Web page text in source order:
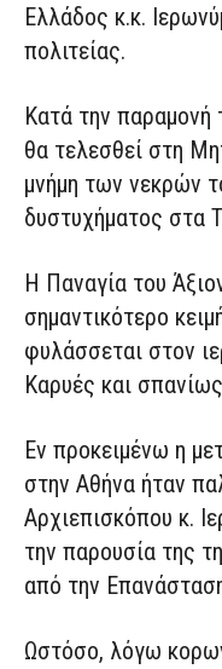
Ελλάδος κ.κ.
πολιτείας.
Κατά την παραμονή
θα τελεσθεί στη
μνήμη των νεκρών
δυστυχήματος στα
Η Παναγία του
σημαντικότερο
φυλάσσεται στον
Καρυές και
Εν προκειμένω η
στην Αθήνα ήταν
Αρχιεπισκόπου κ.
την παρουσία της
από την
Ωστόσο, λόγω